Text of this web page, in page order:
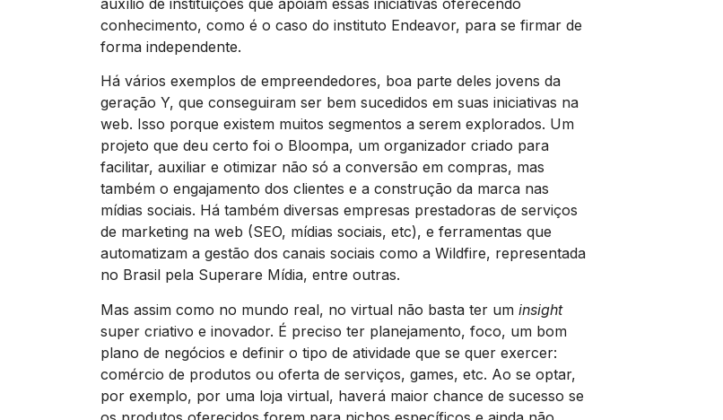
conhecimento, como é o caso do instituto Endeavor, para se firmar de
forma independente.
Há vários exemplos de empreendedores, boa parte deles jovens da
geração Y, que conseguiram ser bem sucedidos em suas iniciativas na
web. Isso porque existem muitos segmentos a serem explorados. Um
projeto que deu certo foi o Bloompa, um organizador criado para
facilitar, auxiliar e otimizar não só a conversão em compras, mas
também o engajamento dos clientes e a construção da marca nas
mídias sociais. Há também diversas empresas prestadoras de serviços
de marketing na web (SEO, mídias sociais, etc), e ferramentas que
automatizam a gestão dos canais sociais como a Wildfire, representada
no Brasil pela Superare Mídia, entre outras.
Mas assim como no mundo real, no virtual não basta ter um insight
super criativo e inovador. É preciso ter planejamento, foco, um bom
plano de negócios e definir o tipo de atividade que se quer exercer:
comércio de produtos ou oferta de serviços, games, etc. Ao se optar,
por exemplo, por uma loja virtual, haverá maior chance de sucesso se